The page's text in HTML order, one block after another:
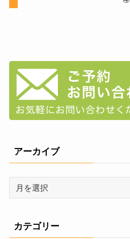
アーカイブ
ブ
カテゴリー